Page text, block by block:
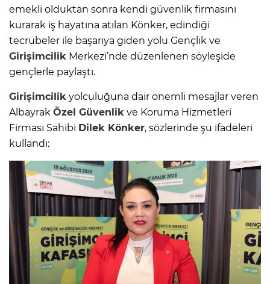
emekli olduktan sonra kendi güvenlik firmasını
kurarak iş hayatına atılan Könker, edindiği
tecrübeler ile başarıya giden yolu Gençlik ve
Girişimcilik Merkezi’nde düzenlenen söyleşide
gençlerle paylaştı.
Girişimcilik yolculuğuna dair önemli mesajlar veren
Albayrak Özel Güvenlik ve Koruma Hizmetleri
Firması Sahibi Dilek Könker, sözlerinde şu ifadeleri
kullandı: